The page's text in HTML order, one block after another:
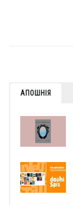
АПОШНІЯ